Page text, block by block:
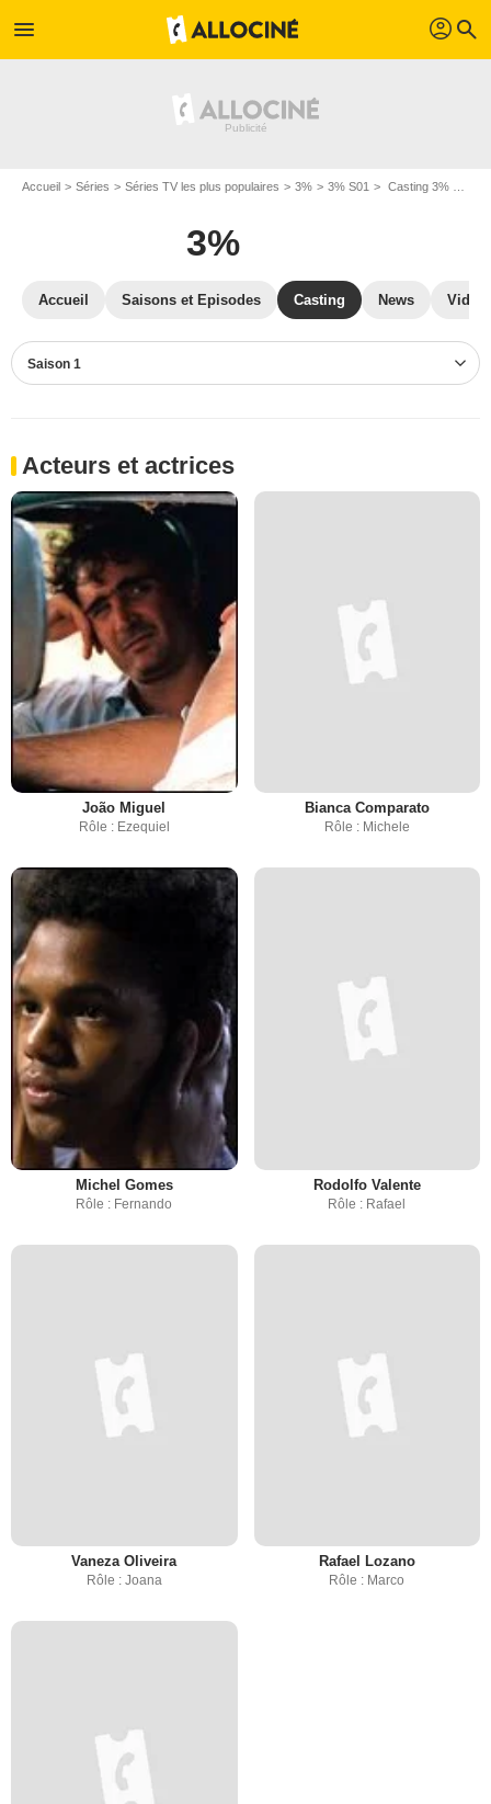
menu profil search
Accueil Séries Séries TV les plus populaires 3% 3% S01 Casting 3% S01
3%
Accueil Saisons et Episodes Casting News
Saison 1
Acteurs et actrices
João Miguel
Rôle : Ezequiel
Bianca Comparato
Rôle : Michele
Michel Gomes
Rôle : Fernando
Rodolfo Valente
Rôle : Rafael
Vaneza Oliveira
Rôle : Joana
Rafael Lozano
Rôle : Marco